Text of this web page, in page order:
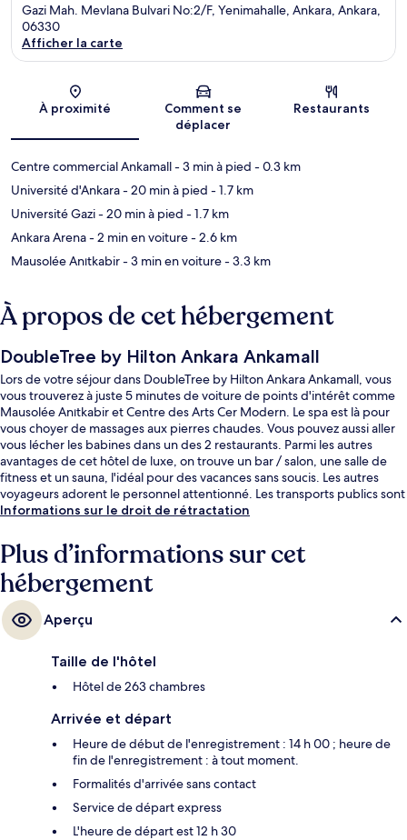
Gazi Mah. Mevlana Bulvari No:2/F, Yenimahalle, Ankara, Ankara,
06330
Afficher la carte
À proximité
Comment se
déplacer
Restaurants
Centre commercial Ankamall- 3 min à pied - 0.3 km
Université d'Ankara- 20 min à pied - 1.7 km
Université Gazi- 20 min à pied - 1.7 km
Ankara Arena- 2 min en voiture- 2.6 km
Mausolée Anıtkabir- 3 min en voiture- 3.3 km
À propos de cet hébergement
DoubleTree by Hilton Ankara Ankamall
Lors de votre séjour dans DoubleTree by Hilton Ankara Ankamall, vous
vous trouverez à juste 5 minutes de voiture de points d'intérêt comme
Mausolée Anıtkabir et Centre des Arts Cer Modern. Le spa est là pour
vous choyer de massages aux pierres chaudes. Vous pouvez aussi aller
vous lécher les babines dans un des 2 restaurants. Parmi les autres
avantages de cet hôtel de luxe, on trouve un bar / salon, une salle de
fitness et un sauna, l'idéal pour des vacances sans soucis. Les autres
voyageurs adorent le personnel attentionné. Les transports publics sont
tout proches. Station de métro Akköprü se situe à seulement 4 min à
Informations sur le droit de rétractation
Plus d’informations sur cet
hébergement
Aperçu
Taille de l'hôtel
Hôtel de 263 chambres
Arrivée et départ
Heure de début de l'enregistrement : 14 h 00 ; heure de
fin de l'enregistrement : à tout moment.
Formalités d'arrivée sans contact
Service de départ express
L'heure de départ est 12 h 30